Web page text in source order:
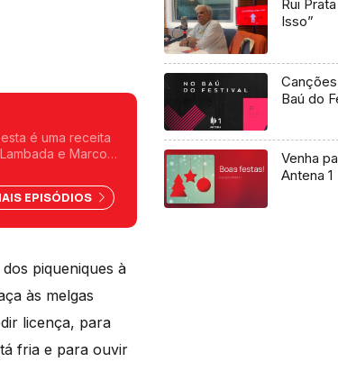
é uma receita
e Marco
EPISÓDIOS
piqueniques à
às melgas
licença, para
fria e para ouvir
Rui
Isso”
Baú do
Venha
Antena 1